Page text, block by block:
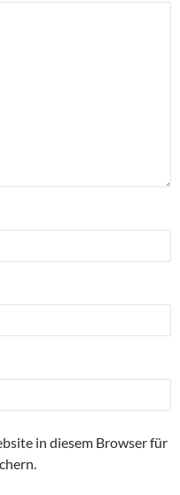
in diesem Browser für